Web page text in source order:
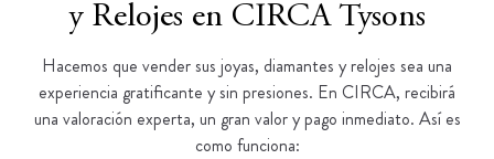
y Relojes en CIRCA Tysons
Hacemos que vender sus joyas, diamantes y relojes sea una
experiencia gratificante y sin presiones. En CIRCA, recibirá
una valoración experta, un gran valor y pago inmediato. Así es
como funciona: